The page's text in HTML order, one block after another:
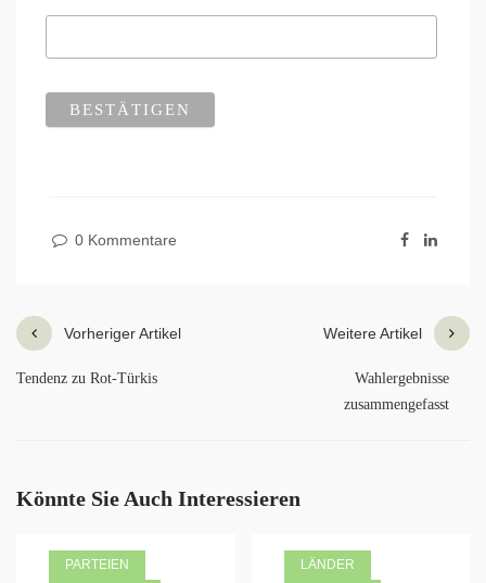
0 Kommentare
Vorheriger Artikel
Tendenz zu Rot-Türkis
Weitere Artikel
Wahlergebnisse
zusammengefasst
Könnte Sie Auch Interessieren
PARTEIEN
LÄNDER